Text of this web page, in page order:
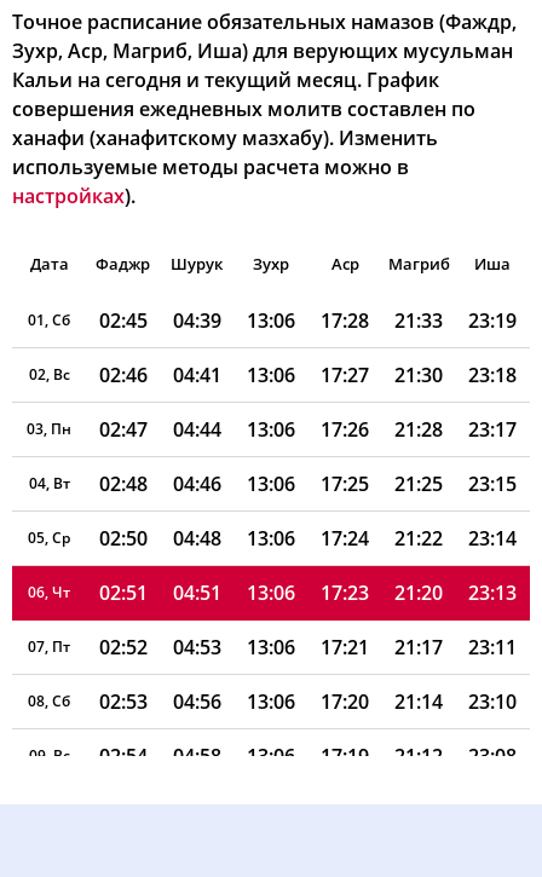
Точное расписание обязательных намазов (Фаждр,
Зухр, Аср, Магриб, Иша) для верующих мусульман
Кальи на сегодня и текущий месяц. График
совершения ежедневных молитв составлен по
ханафи (ханафитскому мазхабу). Изменить
используемые методы расчета можно в
настройках).
Дата Фаджр Шурук Зухр Аср Магриб Иша
01, Сб 02:45 04:39 13:06 17:28 21:33 23:19
02, Вс 02:46 04:41 13:06 17:27 21:30 23:18
03, Пн 02:47 04:44 13:06 17:26 21:28 23:17
04, Вт 02:48 04:46 13:06 17:25 21:25 23:15
05, Ср 02:50 04:48 13:06 17:24 21:22 23:14
06, Чт 02:51 04:51 13:06 17:23 21:20 23:13
07, Пт 02:52 04:53 13:06 17:21 21:17 23:11
08, Сб 02:53 04:56 13:06 17:20 21:14 23:10
09, Вс 02:54 04:58 13:06 17:19 21:12 23:08
10, Пн 02:55 05:01 13:05 17:18 21:09 23:07